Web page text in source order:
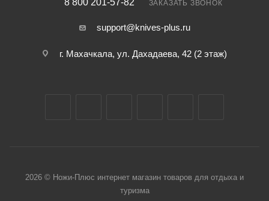
8 800 201-57-82 ЗАКАЗАТЬ ЗВОНОК
support@knives-plus.ru
г. Махачкала, ул. Дахадаева, 42 (2 этаж)
2026 © Ножи-Плюс интернет магазин товаров для отдыха и
туризма